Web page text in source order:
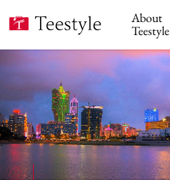
About
Teestyle